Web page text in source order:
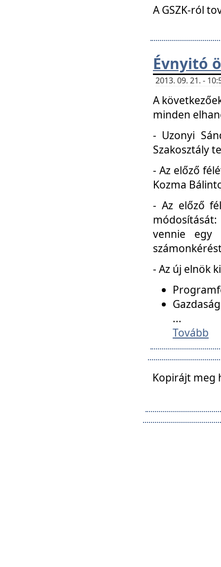
A GSZK-ról
Évnyitó
2013. 09. 21. -
A
minden
- Uzonyi
Szakosztály
- Az előző
Kozma
- Az előző
vennie egy
- Az új elnök
...
Tovább
Kopirájt meg